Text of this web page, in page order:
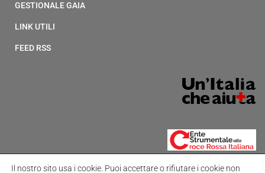
GESTIONALE GAIA
LINK UTILI
FEED RSS
Il nostro sito usa i cookie. Puoi accettare o rifiutare i cookie non